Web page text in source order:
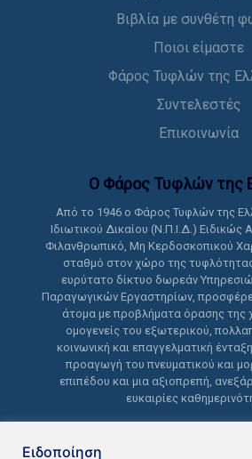
Βιβλία με συνθέτη
Ποιοι είμαστε
Φάρος Τυφλών της
Συντελεστές
Επικοινωνία
Ο Φάρος Τυφλών της
Από το 1946 ο Φάρος Τυφλών της
Ιδιωτικού Δικαίου (Ν.Π.Ι.Δ.)
Φιλανθρωπικό, Μη Κερδοσκοπικού
σταθμό στον χώρο της
ευρύτατο δίκτυο δωρεάν
Παραγωγικών Εργαστηρίων,
άτομα με προβλήματα όρασης της
ομογενείς του εξωτερικού,
κοινωνική και επαγγελματική
προαγωγή του πνευματικού και
επιπέδου και μια αξιοπρεπή,
ευκαιρίες
Ειδοποίηση